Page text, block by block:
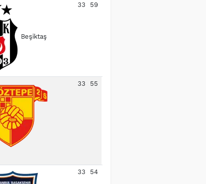
Beşiktaş
33 59
33 55
33 54